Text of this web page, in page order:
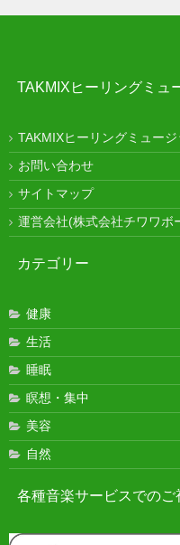
TAKMIXヒーリングミュ
TAKMIXヒーリングミュー
お問い合わせ
サイトマップ
運営会社(株式会社チワワボ
カテゴリー
健康
生活
睡眠
瞑想・集中
美容
自然
各種音楽サービスでのご